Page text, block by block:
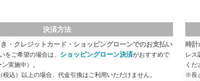
決済方法
・クレジットカード・ショッピングローンでのお支払い
をご希望の場合は、 ショッピングローン決済がおすすめで
実施中）。
込）以上の場合、代金引換はご利用いただけません。
時
レス
くだ
※長